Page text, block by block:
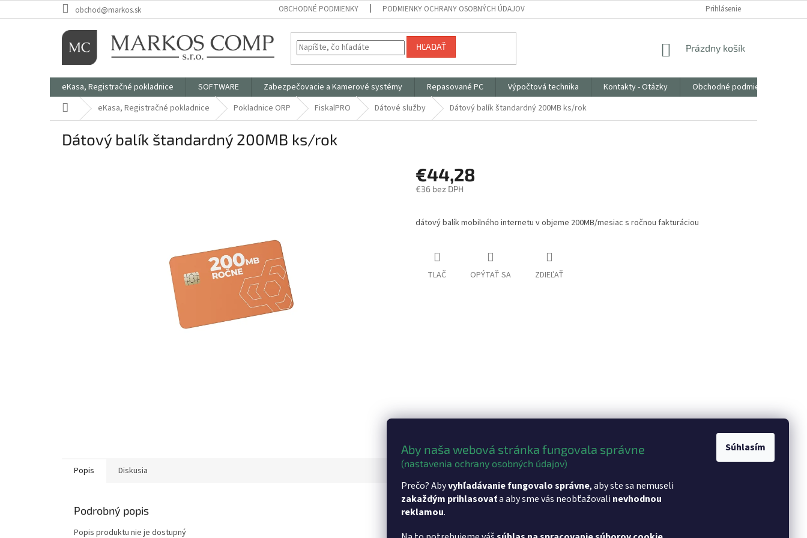
Aby naša webová stránka fungovala správne
(nastavenia ochrany osobných údajov)
Prečo? Abyvyhľadávanie fungovalo správne, aby ste sa nemuseli
zakaždým prihlasovaťa aby sme vás neobťažovali nevhodnou
reklamou.
Súhlasím
na
obchod@markos.sk OBCHODNÉ PODMIENKY PODMIENKY OCHRANY OSOBNÝCH ÚDAJOV Prihlásenie
HĽADAŤ
NÁKUPNÝ
Prázdny košík
eKasa, Registračné pokladnice SOFTWARE Zabezpečovacie a Kamerové systémy Repasované PC Výpočtová technika Kontakty - Otázky
Obchodné podmienky
Domov eKasa, Registračné pokladnice Pokladnice ORP FiskalPRO Dátové služby Dátový balík štandardný 200MB ks/rok
Dátový balík štandardný 200MB ks/rok
€44,28
€36 bez DPH
cena:
dátový balík mobilného internetu v objeme 200MB/mesiac s ročnou fakturáciou
TLAČ OPÝTAŤ SA ZDIEĽAŤ
Popis Diskusia
Podrobný popis
Popis produktu nie je dostupný